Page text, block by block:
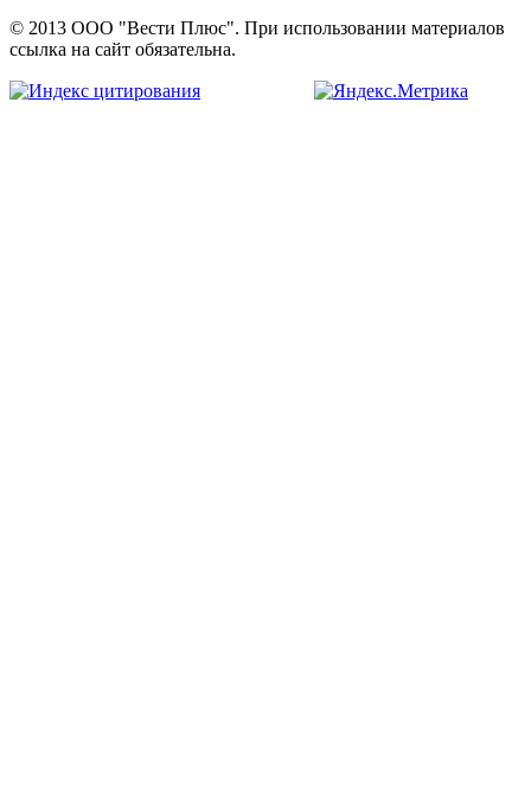
© 2013 ООО "Вести Плюс". При использовании материалов
ссылка на сайт обязательна.